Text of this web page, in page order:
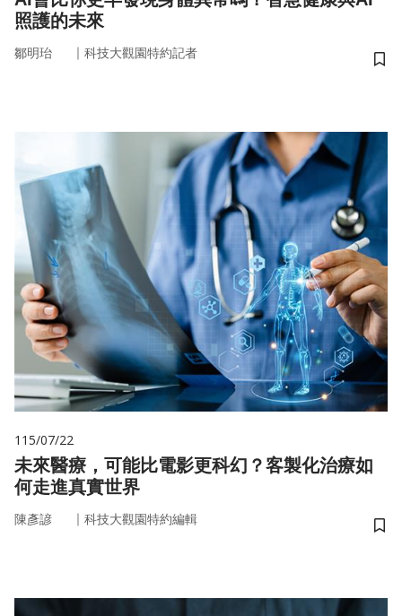
照護的未來
鄒明珆 ｜ 科技大觀園特約記者
儲
115/07/22
未來醫療，可能比電影更科幻？客製化治療如
何走進真實世界
陳彥諺 ｜ 科技大觀園特約編輯
儲